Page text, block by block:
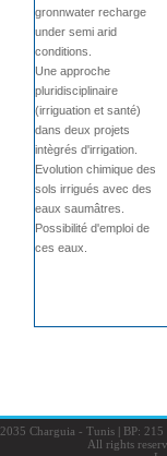
gronnwater recharge
under semi arid
conditions.
Une approche
pluridisciplinaire
(irriguation et santé)
dans deux projets
intègrés d'irrigation.
Evolution chimique des
sols irrigués avec des
eaux saumâtres.
Possibilité d'emploi de
ces eaux.
Charguia - Tunis |BP: 215
All rights